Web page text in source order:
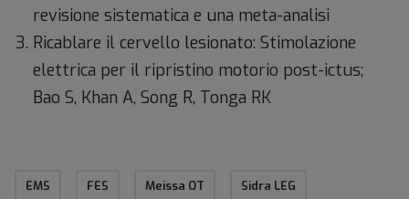
revisione sistematica e una meta-analisi
Ricablare il cervello lesionato: Stimolazione
elettrica per il ripristino motorio post-ictus;
Bao S, Khan A, Song R, Tonga RK
EMS FES Meissa OT Sidra LEG